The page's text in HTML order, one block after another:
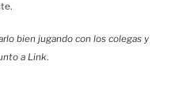
bien jugando con los colegas y
a Link.